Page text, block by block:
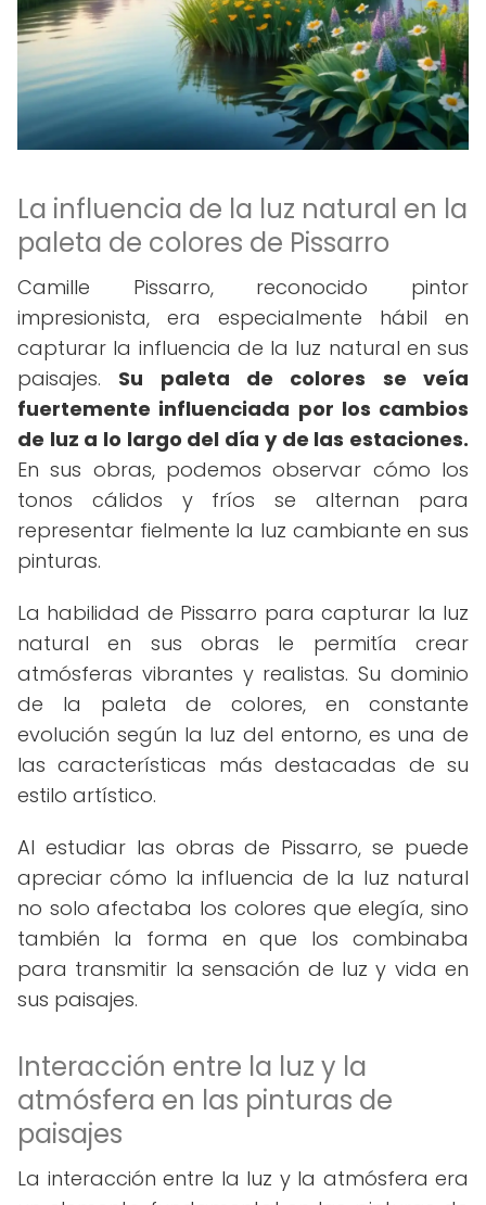
La influencia de la luz natural en la
paleta de colores de Pissarro
Camille Pissarro, reconocido pintor
impresionista, era especialmente hábil en
capturar la influencia de la luz natural en sus
paisajes. Su paleta de colores se veía
fuertemente influenciada por los cambios
de luz a lo largo del día y de las estaciones.
En sus obras, podemos observar cómo los
tonos cálidos y fríos se alternan para
representar fielmente la luz cambiante en sus
pinturas.
La habilidad de Pissarro para capturar la luz
natural en sus obras le permitía crear
atmósferas vibrantes y realistas. Su dominio
de la paleta de colores, en constante
evolución según la luz del entorno, es una de
las características más destacadas de su
estilo artístico.
Al estudiar las obras de Pissarro, se puede
apreciar cómo la influencia de la luz natural
no solo afectaba los colores que elegía, sino
también la forma en que los combinaba
para transmitir la sensación de luz y vida en
sus paisajes.
Interacción entre la luz y la
atmósfera en las pinturas de
paisajes
La interacción entre la luz y la atmósfera era